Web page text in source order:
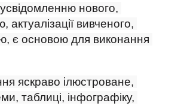
нового,
актуалізації вивченого,
є основою для виконання
яскраво ілюстроване,
таблиці, інфографіку,